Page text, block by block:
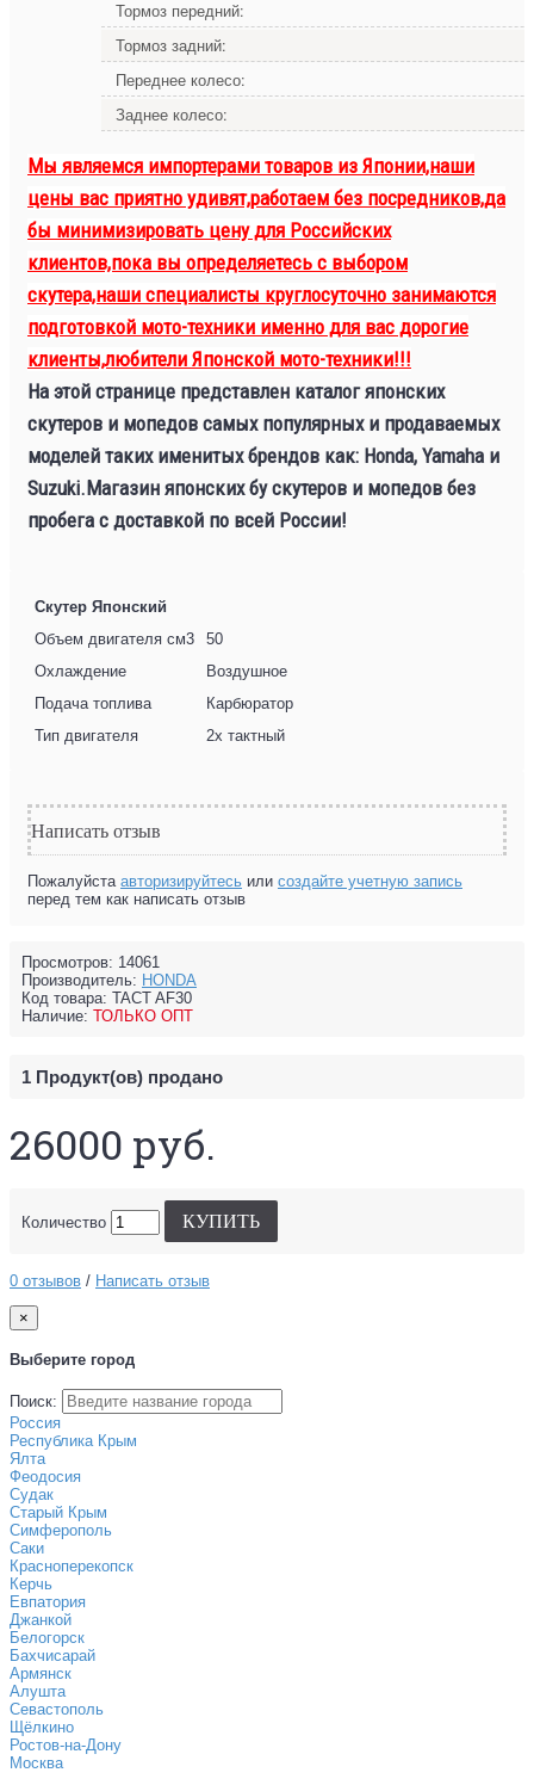
Тормоз передний:
Тормоз задний:
Переднее колесо:
Заднее колесо:
Мы являемся импортерами товаров из Японии,наши
цены вас приятно удивят,работаем без посредников,да
бы минимизировать цену для Российских
клиентов,пока вы определяетесь с выбором
скутера,наши специалисты круглосуточно занимаются
подготовкой мото-техники именно для вас дорогие
клиенты,любители Японской мото-техники!!!
На этой странице представлен каталог японских
скутеров и мопедов самых популярных и продаваемых
моделей таких именитых брендов как: Honda, Yamaha и
Suzuki.Магазин японских бу скутеров и мопедов без
пробега с доставкой по всей России!
Скутер Японский
Объем двигателя см3
50
Охлаждение
Воздушное
Подача топлива
Карбюратор
Тип двигателя
2х тактный
Написать отзыв
Пожалуйста авторизируйтесь или создайте учетную запись
перед тем как написать отзыв
Просмотров: 14061
Производитель: HONDA
Код товара: TACT AF30
Наличие: ТОЛЬКО ОПТ
1 Продукт(ов) продано
26000 руб.
Количество КУПИТЬ
0 отзывов / Написать отзыв
×
Выберите город
Поиск:
Россия
Республика Крым
Ялта
Феодосия
Судак
Старый Крым
Симферополь
Саки
Красноперекопск
Керчь
Евпатория
Джанкой
Белогорск
Бахчисарай
Армянск
Алушта
Севастополь
Щёлкино
Ростов-на-Дону
Москва